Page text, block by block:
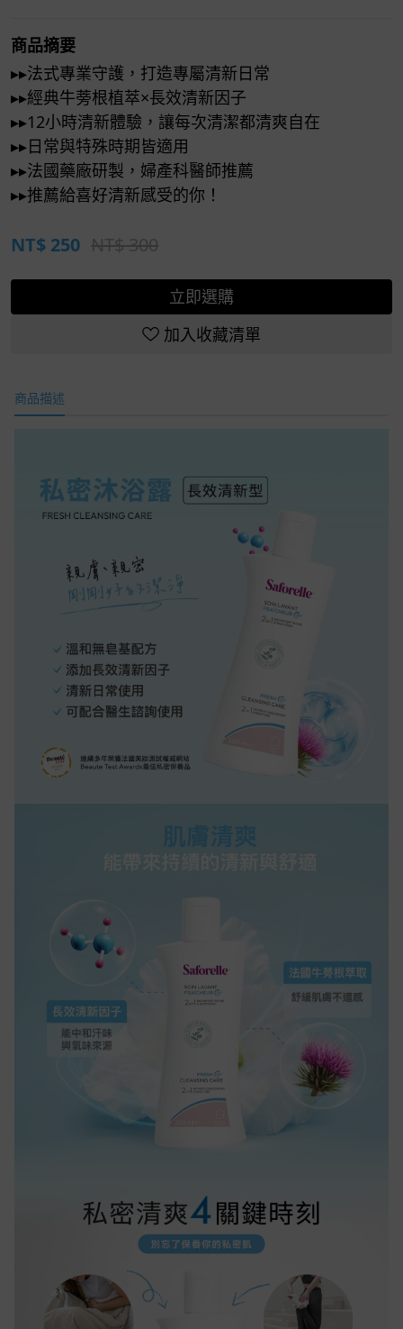
商品摘要
▸▸法式專業守護，打造專屬清新日常
▸▸經典牛蒡根植萃×長效清新因子
▸▸12小時清新體驗，讓每次清潔都清爽自在
▸▸日常與特殊時期皆適用
▸▸法國藥廠研製，婦產科醫師推薦
▸▸推薦給喜好清新感受的你！
NT$ 250 NT$ 300
立即選購
加入收藏清單
商品描述